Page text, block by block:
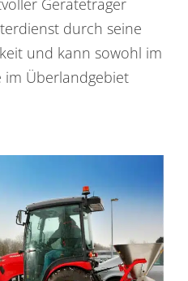
Geräteträger
durch seine
und kann sowohl im
im Überlandgebiet